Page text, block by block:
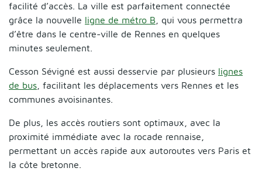
facilité d’accès. La ville est parfaitement connectée
grâce la nouvelle ligne de métro B , qui vous permettra
d’être dans le centre-ville de Rennes en quelques
minutes seulement.
Cesson Sévigné est aussi desservie par plusieurs lignes
de bus , facilitant les déplacements vers Rennes et les
communes avoisinantes.
De plus, les accès routiers sont optimaux, avec la
proximité immédiate avec la rocade rennaise,
permettant un accès rapide aux autoroutes vers Paris et
la côte bretonne.